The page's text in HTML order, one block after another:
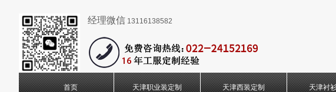
经理微信 13116138582
首页 天津职业装定制 天津西装定制 天津衬